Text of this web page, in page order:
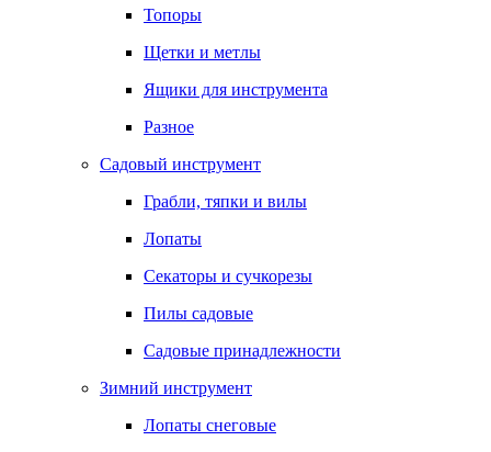
Топоры
Щетки и метлы
Ящики для инструмента
Разное
Садовый инструмент
Грабли, тяпки и вилы
Лопаты
Секаторы и сучкорезы
Пилы садовые
Садовые принадлежности
Зимний инструмент
Лопаты снеговые